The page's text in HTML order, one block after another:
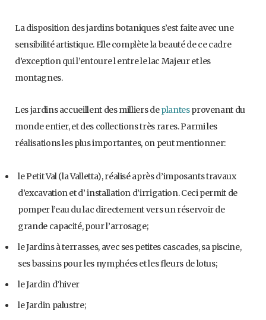
La disposition des jardins botaniques s’est faite avec une
sensibilité artistique. Elle complète la beauté de ce cadre
d’exception qui l’entoure l entre le lac Majeur et les
montagnes.
Les jardins accueillent des milliers deplantesprovenant du
monde entier, et des collections très rares. Parmi les
réalisations les plus importantes, on peut mentionner:
le Petit Val (la Valletta), réalisé après d’imposants travaux
d’excavation et d’ installation d’irrigation. Ceci permit de
pomper l’eau du lac directement vers un réservoir de
grande capacité, pour l’arrosage;
le Jardins à terrasses, avec ses petites cascades, sa piscine,
ses bassins pour les nymphées et les fleurs de lotus;
le Jardin d’hiver
le Jardin palustre;